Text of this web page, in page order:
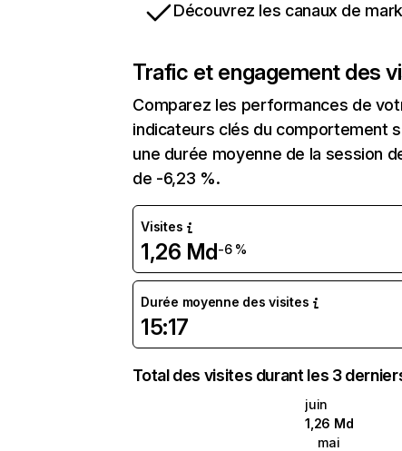
Découvrez les canaux de
Trafic et engagement des
Comparez les performances de
indicateurs clés du comportement
une durée moyenne de la session
de -6,23 %.
Visites
1,26 Md-6 %
Durée moyenne des visites
15:17
Total des visites durant les 3
juin
1,26 Md
mai